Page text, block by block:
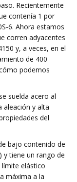
Recientemente
contenía 1 por
6. Ahora estamos
corren adyacentes
y, a veces, en el
de 400
podemos
suelda acero al
aleación y alta
del
bajo contenido de
y tiene un rango de
elástico
máxima a la